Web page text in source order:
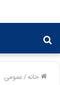
برای
خانه/عمومی